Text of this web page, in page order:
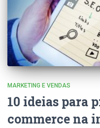
MARKETING E VENDAS
10 ideias para
commerce na